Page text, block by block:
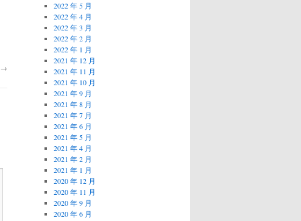
→
2022 年 5 月
2022 年 4 月
2022 年 3 月
2022 年 2 月
2022 年 1 月
2021 年 12 月
2021 年 11 月
2021 年 10 月
2021 年 9 月
2021 年 8 月
2021 年 7 月
2021 年 6 月
2021 年 5 月
2021 年 4 月
2021 年 2 月
2021 年 1 月
2020 年 12 月
2020 年 11 月
2020 年 9 月
2020 年 6 月